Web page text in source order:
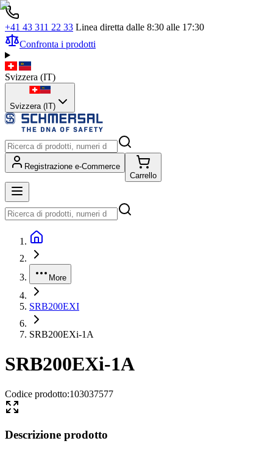
+41 43 311 22 33 Linea diretta dalle 8:30 alle 17:30
Confronta i prodotti
Svizzera (IT)
Svizzera (IT)
Registrazione e-Commerce
Carrello
More
SRB200EXI
SRB200EXi-1A
SRB200EXi-1A
Codice prodotto:103037577
Descrizione prodotto